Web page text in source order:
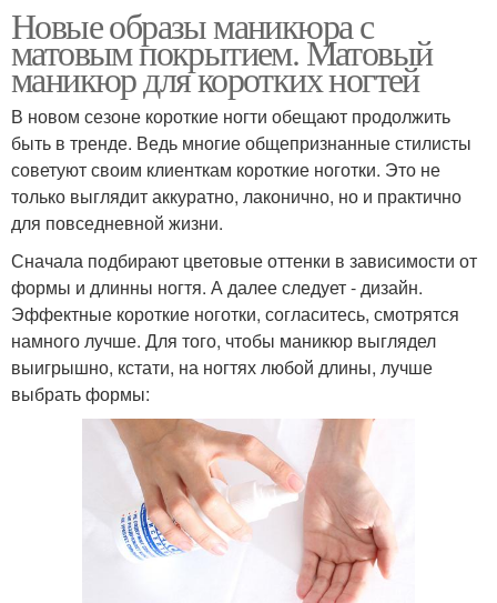
Новые образы маникюра с
матовым покрытием. Матовый
маникюр для коротких ногтей
В новом сезоне короткие ногти обещают продолжить
быть в тренде. Ведь многие общепризнанные стилисты
советуют своим клиенткам короткие ноготки. Это не
только выглядит аккуратно, лаконично, но и практично
для повседневной жизни.
Сначала подбирают цветовые оттенки в зависимости от
формы и длинны ногтя. А далее следует - дизайн.
Эффектные короткие ноготки, согласитесь, смотрятся
намного лучше. Для того, чтобы маникюр выглядел
выигрышно, кстати, на ногтях любой длины, лучше
выбрать формы: